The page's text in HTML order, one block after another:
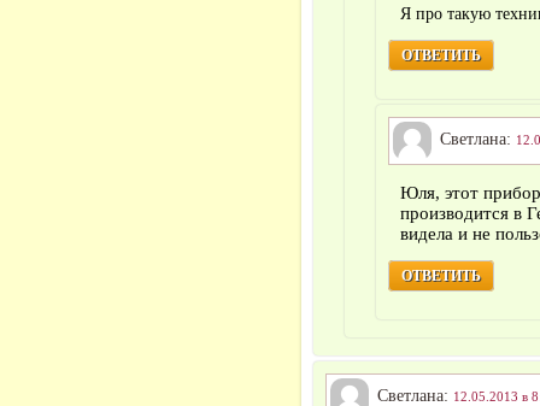
Я про такую
ОТВЕТИТЬ
Светлана:
Юля, этот
производится в
видела и не
ОТВЕТИТЬ
Светлана: 12.05.2013 в